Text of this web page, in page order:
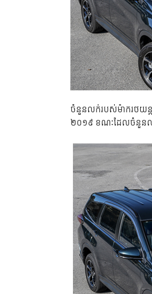
ចំនួន​លក់​របស់​​ម៉ាក​រថយន្ត​
២០១៩ ខណៈ​ដែល​ចំនួន​លក់​